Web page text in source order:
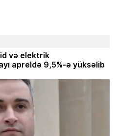
və elektrik
apreldə 9,5%-ə yüksəlib